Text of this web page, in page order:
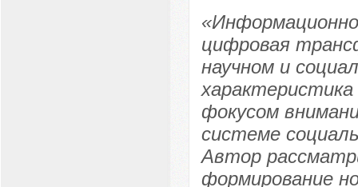
цифровая
научном и
фокусом
системе
Автор
формирование